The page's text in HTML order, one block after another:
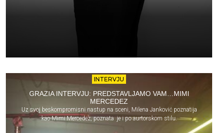
INTERVJU
GRAZIA INTERVJU: PREDSTAVLJAMO VAM…MIMI
MERCEDEZ
Uz svoj beskompromisni nastup na sceni, Milena Janković poznatija
kao Mimi Mercedez, poznata je i po aurtorskom stilu.